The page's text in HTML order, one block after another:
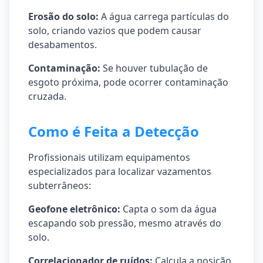
Erosão do solo: A água carrega partículas do
solo, criando vazios que podem causar
desabamentos.
Contaminação: Se houver tubulação de
esgoto próxima, pode ocorrer contaminação
cruzada.
Como é Feita a Detecção
Profissionais utilizam equipamentos
especializados para localizar vazamentos
subterrâneos:
Geofone eletrônico: Capta o som da água
escapando sob pressão, mesmo através do
solo.